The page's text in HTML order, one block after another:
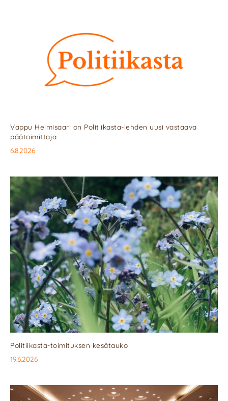
Vappu Helmisaari on Politiikasta-lehden uusi vastaava
päätoimittaja
6.8.2026
Politiikasta-toimituksen kesätauko
19.6.2026